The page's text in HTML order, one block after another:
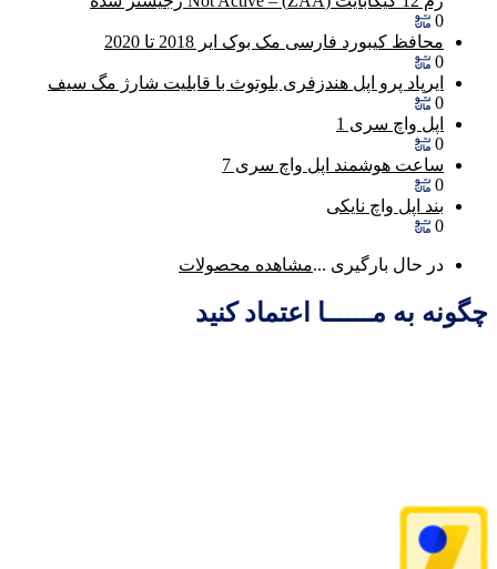
0
محافظ کیبورد فارسی مک بوک ایر 2018 تا 2020
0
ایرپاد پرو اپل هندزفری بلوتوث با قابلیت شارژ مگ سیف
0
اپل واچ سری 1
0
ساعت هوشمند اپل واچ سری 7
0
بند اپل واچ نایکی
0
در حال بارگیری ...مشاهده محصولات
چگونه به مــــــا اعتماد کنید